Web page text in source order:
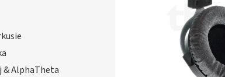
& AlphaTheta